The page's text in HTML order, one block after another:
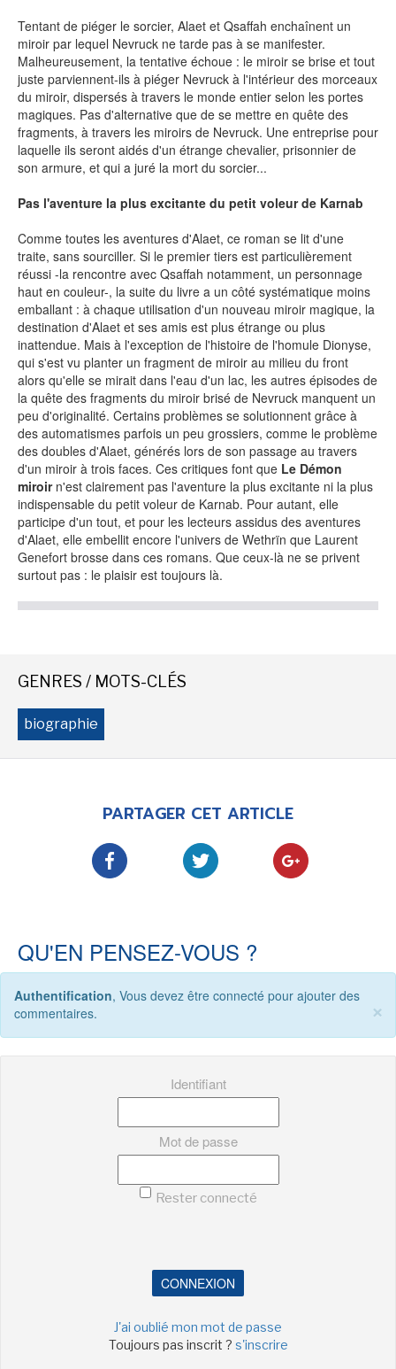
EMISSION
AUTEURS&ÉDITEURS
AUTEURS & ARTISTES
EDITEURS & COLLECTIONS
LES PARUTIONS/SORTIES
NEWSLETTER
S'ABONNER
En indiquant votre adresse mail ci-dessus, vous consentez à recevoir des mails de la
part d'Actusf. Vous pouvez vous désinscrire à tout moment à travers les liens de
désinscription.
LA RÉDACTION
CONTACT
FORUM
EDITIONS ACTUSF
EMAGINAIRE
MES PREMIÈRES LECTURES
Mentions légales - Cookies - Publicités
Tentant de piéger le sorcier, Alaet et Qsaffah enchaînent un
miroir par lequel Nevruck ne tarde pas à se manifester.
Malheureusement, la tentative échoue : le miroir se brise et tout
juste parviennent-ils à piéger Nevruck à l'intérieur des morceaux
du miroir, dispersés à travers le monde entier selon les portes
magiques. Pas d'alternative que de se mettre en quête des
fragments, à travers les miroirs de Nevruck. Une entreprise pour
laquelle ils seront aidés d'un étrange chevalier, prisonnier de
son armure, et qui a juré la mort du sorcier...
Pas l'aventure la plus excitante du petit voleur de Karnab
Comme toutes les aventures d'Alaet, ce roman se lit d'une
traite, sans sourciller. Si le premier tiers est particulièrement
réussi -la rencontre avec Qsaffah notamment, un personnage
haut en couleur-, la suite du livre a un côté systématique moins
emballant : à chaque utilisation d'un nouveau miroir magique, la
destination d'Alaet et ses amis est plus étrange ou plus
inattendue. Mais à l'exception de l'histoire de l'homule Dionyse,
qui s'est vu planter un fragment de miroir au milieu du front
alors qu'elle se mirait dans l'eau d'un lac, les autres épisodes de
la quête des fragments du miroir brisé de Nevruck manquent un
peu d'originalité. Certains problèmes se solutionnent grâce à
des automatismes parfois un peu grossiers, comme le problème
des doubles d'Alaet, générés lors de son passage au travers
d'un miroir à trois faces. Ces critiques font que Le Démon
miroirn'est clairement pas l'aventure la plus excitante ni la plus
indispensable du petit voleur de Karnab. Pour autant, elle
participe d'un tout, et pour les lecteurs assidus des aventures
d'Alaet, elle embellit encore l'univers de Wethrïn que Laurent
Genefort brosse dans ces romans. Que ceux-là ne se privent
surtout pas : le plaisir est toujours là.
GENRES / MOTS-CLÉS
biographie
PARTAGER CET ARTICLE
QU'EN PENSEZ-VOUS ?
Authentification, Vous devez être connecté pour ajouter des
commentaires.
×
Identifiant
Mot de passe
Rester connecté
CONNEXION
J'ai oublié mon mot de passe
Toujours pas inscrit ? s'inscrire